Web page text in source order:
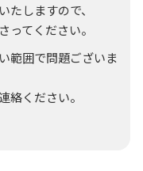
しますので、
ってください。
範囲で問題ございま
絡ください。